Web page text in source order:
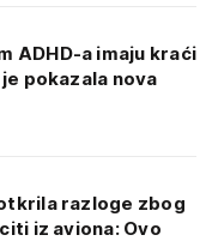
ADHD-a imaju kraći
pokazala nova
razloge zbog
iz aviona: Ovo